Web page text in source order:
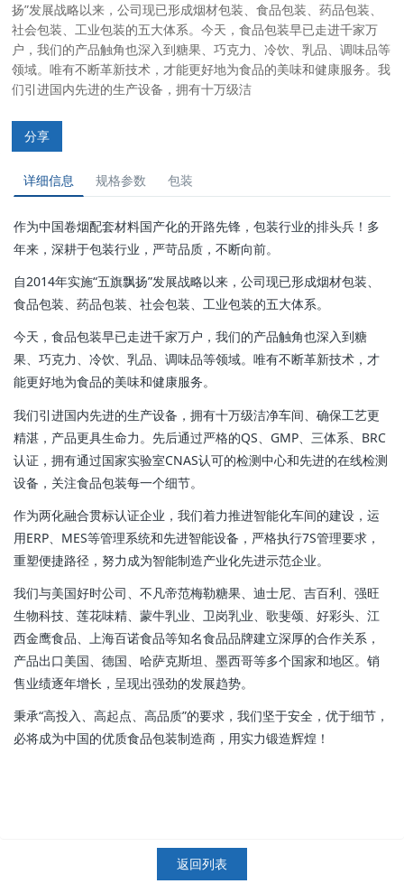
扬”发展战略以来，公司现已形成烟材包装、食品包装、药品包装、
社会包装、工业包装的五大体系。今天，食品包装早已走进千家万
户，我们的产品触角也深入到糖果、巧克力、冷饮、乳品、调味品等
领域。唯有不断革新技术，才能更好地为食品的美味和健康服务。我
们引进国内先进的生产设备，拥有十万级洁
分享
详细信息 规格参数 包装
作为中国卷烟配套材料国产化的开路先锋，包装行业的排头兵！多
年来，深耕于包装行业，严苛品质，不断向前。
自2014年实施“五旗飘扬”发展战略以来，公司现已形成烟材包装、
食品包装、药品包装、社会包装、工业包装的五大体系。
今天，食品包装早已走进千家万户，我们的产品触角也深入到糖
果、巧克力、冷饮、乳品、调味品等领域。唯有不断革新技术，才
能更好地为食品的美味和健康服务。
我们引进国内先进的生产设备，拥有十万级洁净车间、确保工艺更
精湛，产品更具生命力。先后通过严格的QS、GMP、三体系、BRC
认证，拥有通过国家实验室CNAS认可的检测中心和先进的在线检测
设备，关注食品包装每一个细节。
作为两化融合贯标认证企业，我们着力推进智能化车间的建设，运
用ERP、MES等管理系统和先进智能设备，严格执行7S管理要求，
重塑便捷路径，努力成为智能制造产业化先进示范企业。
我们与美国好时公司、不凡帝范梅勒糖果、迪士尼、吉百利、强旺
生物科技、莲花味精、蒙牛乳业、卫岗乳业、歌斐颂、好彩头、江
西金鹰食品、上海百诺食品等知名食品品牌建立深厚的合作关系，
产品出口美国、德国、哈萨克斯坦、墨西哥等多个国家和地区。销
售业绩逐年增长，呈现出强劲的发展趋势。
秉承“高投入、高起点、高品质”的要求，我们坚于安全，优于细节，
必将成为中国的优质食品包装制造商，用实力锻造辉煌！
返回列表